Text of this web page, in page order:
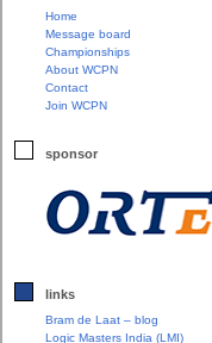
Home
Message board
Championships
About WCPN
Contact
Join WCPN
sponsor
links
Bram de Laat – blog
Logic Masters India (LMI)